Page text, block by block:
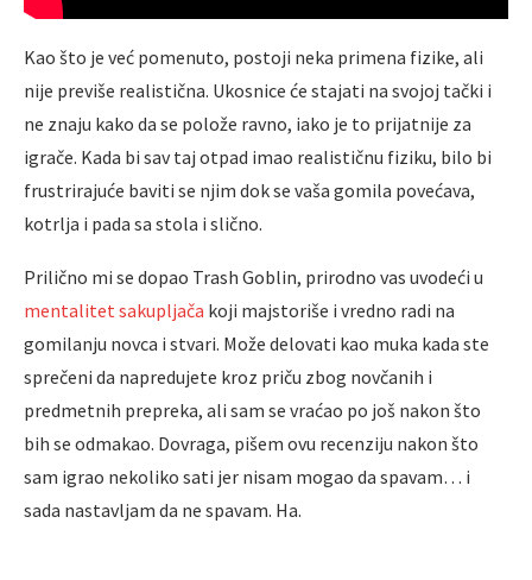
Kao što je već pomenuto, postoji neka primena fizike, ali
nije previše realistična. Ukosnice će stajati na svojoj tački i
ne znaju kako da se polože ravno, iako je to prijatnije za
igrače. Kada bi sav taj otpad imao realističnu fiziku, bilo bi
frustrirajuće baviti se njim dok se vaša gomila povećava,
kotrlja i pada sa stola i slično.
Prilično mi se dopao Trash Goblin, prirodno vas uvodeći u
mentalitet sakupljača koji majstoriše i vredno radi na
gomilanju novca i stvari. Može delovati kao muka kada ste
sprečeni da napredujete kroz priču zbog novčanih i
predmetnih prepreka, ali sam se vraćao po još nakon što
bih se odmakao. Dovraga, pišem ovu recenziju nakon što
sam igrao nekoliko sati jer nisam mogao da spavam… i
sada nastavljam da ne spavam. Ha.